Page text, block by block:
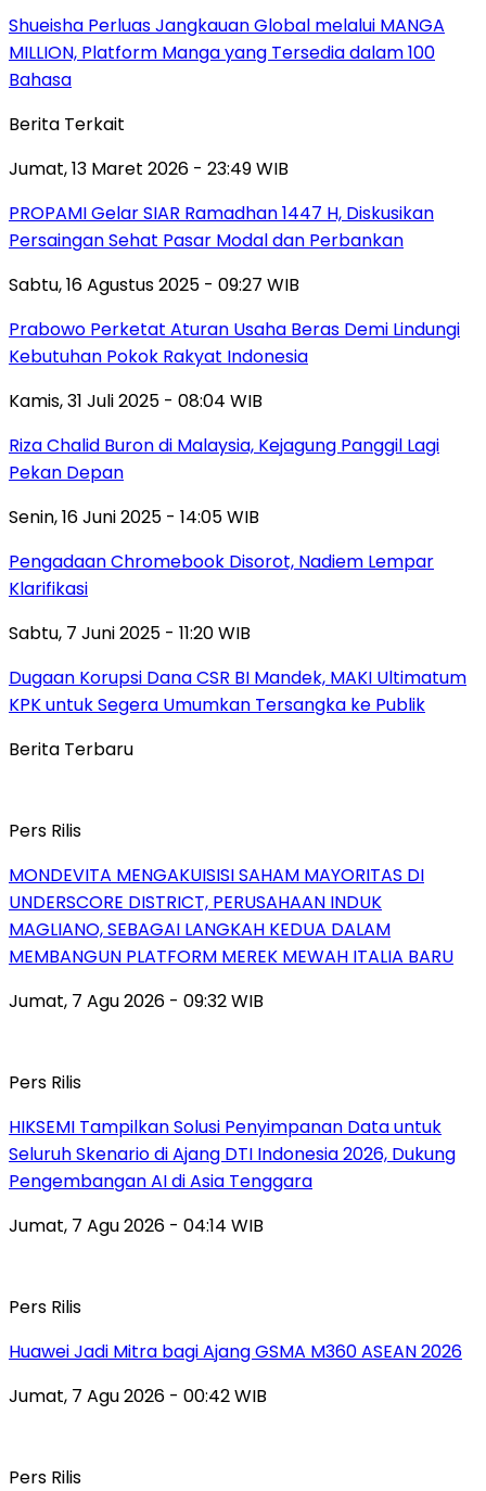
Shueisha Perluas Jangkauan Global melalui MANGA
MILLION, Platform Manga yang Tersedia dalam 100
Bahasa
Berita Terkait
Jumat, 13 Maret 2026 - 23:49 WIB
PROPAMI Gelar SIAR Ramadhan 1447 H, Diskusikan
Persaingan Sehat Pasar Modal dan Perbankan
Sabtu, 16 Agustus 2025 - 09:27 WIB
Prabowo Perketat Aturan Usaha Beras Demi Lindungi
Kebutuhan Pokok Rakyat Indonesia
Kamis, 31 Juli 2025 - 08:04 WIB
Riza Chalid Buron di Malaysia, Kejagung Panggil Lagi
Pekan Depan
Senin, 16 Juni 2025 - 14:05 WIB
Pengadaan Chromebook Disorot, Nadiem Lempar
Klarifikasi
Sabtu, 7 Juni 2025 - 11:20 WIB
Dugaan Korupsi Dana CSR BI Mandek, MAKI Ultimatum
KPK untuk Segera Umumkan Tersangka ke Publik
Berita Terbaru
Pers Rilis
MONDEVITA MENGAKUISISI SAHAM MAYORITAS DI
UNDERSCORE DISTRICT, PERUSAHAAN INDUK
MAGLIANO, SEBAGAI LANGKAH KEDUA DALAM
MEMBANGUN PLATFORM MEREK MEWAH ITALIA BARU
Jumat, 7 Agu 2026 - 09:32 WIB
Pers Rilis
HIKSEMI Tampilkan Solusi Penyimpanan Data untuk
Seluruh Skenario di Ajang DTI Indonesia 2026, Dukung
Pengembangan AI di Asia Tenggara
Jumat, 7 Agu 2026 - 04:14 WIB
Pers Rilis
Huawei Jadi Mitra bagi Ajang GSMA M360 ASEAN 2026
Jumat, 7 Agu 2026 - 00:42 WIB
Pers Rilis